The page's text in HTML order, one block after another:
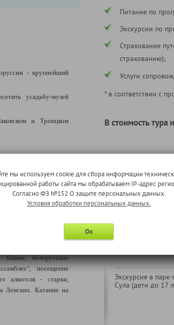
- крупнейший
усадьбу-музей
и Троицком
века. Погружение в
многочисленных
белорусской
ритуале
катание по
средневековой
башне, белорусские
посещение
алкоголя - старки,
Ленских. Катание на
Питание по
Экскурсии по
Страхование
страхованию);
Услуги
* в соответствии с
В стоимость тура
Вечерняя
Экскурсия в
Экскурсия в
Сула (дети до 17
мы используем cookie для сбора информации
работы сайта мы обрабатываем IP-адрес
Согласно ФЗ №152 О защите персональных данных.
Условия обработки персональных данных.
Ок